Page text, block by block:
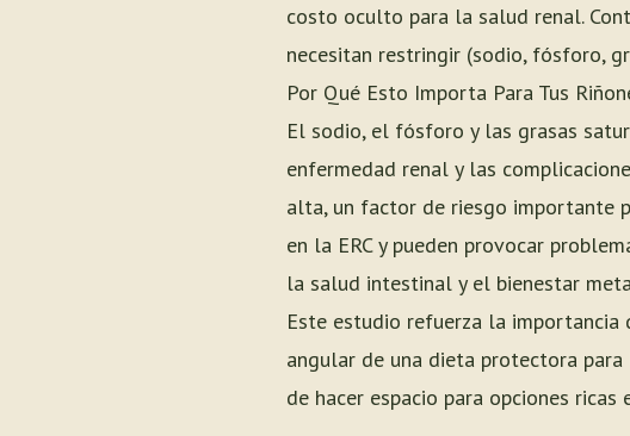
costo oculto para la salud renal.
necesitan restringir (sodio, fósforo,
Por Qué Esto Importa Para Tus
El sodio, el fósforo y las grasas
enfermedad renal y las
alta, un factor de riesgo importante
en la ERC y pueden provocar
la salud intestinal y el bienestar
Este estudio refuerza la
angular de una dieta protectora
de hacer espacio para opciones